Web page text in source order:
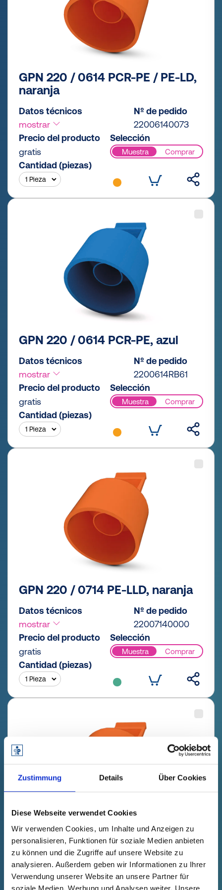
Zustimmung Details Über Cookies
Diese Webseite verwendet Cookies
Wir verwenden Cookies, um Inhalte und Anzeigen zu
personalisieren, Funktionen für soziale Medien anbieten
zu können und die Zugriffe auf unsere Website zu
analysieren. Außerdem geben wir Informationen zu Ihrer
Verwendung unserer Website an unsere Partner für
soziale Medien, Werbung und Analysen weiter. Unsere
GPN 220 / 0614 PCR-PE / PE-LD,
naranja
Datos técnicos
mostrar
Nº de pedido
22006140073
Precio del producto
gratis
Selección
Muestra Comprar
Cantidad (piezas)
GPN 220 / 0614 PCR-PE, azul
Datos técnicos
mostrar
Nº de pedido
2200614RB61
Precio del producto
gratis
Selección
Muestra Comprar
Cantidad (piezas)
GPN 220 / 0714 PE-LLD, naranja
Datos técnicos
mostrar
Nº de pedido
22007140000
Precio del producto
gratis
Selección
Muestra Comprar
Cantidad (piezas)
GPN 220 / 0714 PCR-PE / PE-LD,
naranja
Datos técnicos
mostrar
Nº de pedido
22007140073